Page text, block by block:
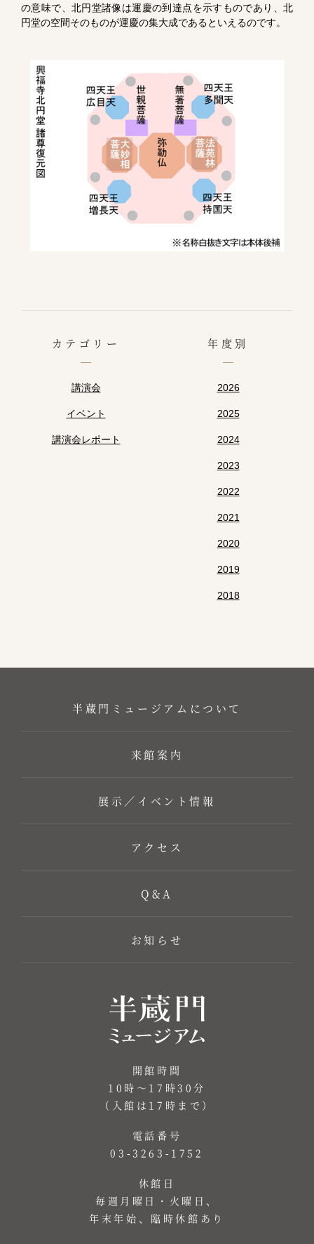
の意味で、北円堂諸像は運慶の到達点を示すものであり、北
円堂の空間そのものが運慶の集大成であるといえるのです。
カテゴリー
講演会
イベント
講演会レポート
年度別
2026
2025
2024
2023
2022
2021
2020
2019
2018
半蔵門ミュージアム について
来館案内
展示／イベント情報
アクセス
Q&A
お知らせ
開館時間
10時～17時30分
（入館は17時まで）
電話番号
03-3263-1752
休館日
毎週月曜日・火曜日、
年末年始、臨時休館あり